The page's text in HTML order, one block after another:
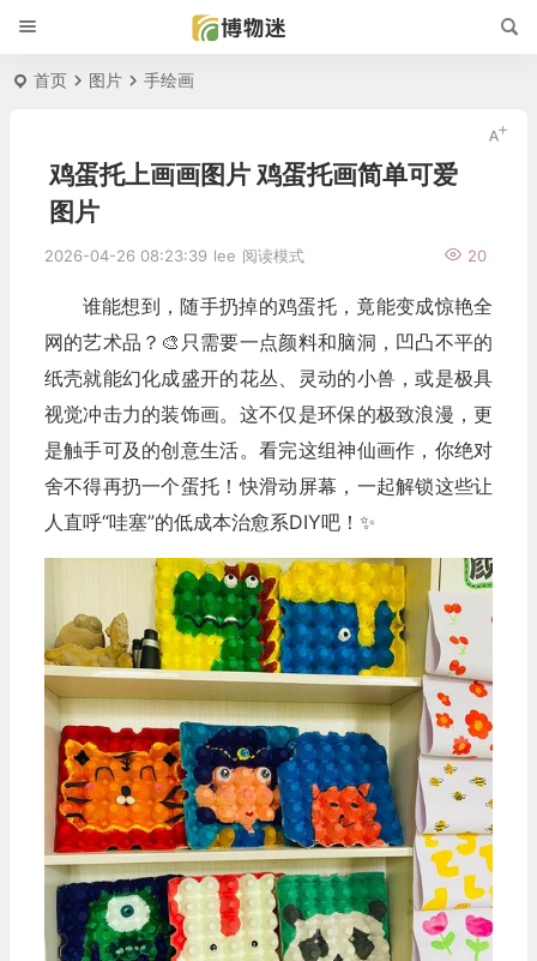
首页 图片 手绘画
鸡蛋托上画画图片 鸡蛋托画简单可爱
图片
2026-04-26 08:23:39 lee 20
阅读模式
谁能想到，随手扔掉的鸡蛋托，竟能变成惊艳全
网的艺术品？🎨只需要一点颜料和脑洞，凹凸不平的
纸壳就能幻化成盛开的花丛、灵动的小兽，或是极具
视觉冲击力的装饰画。这不仅是环保的极致浪漫，更
是触手可及的创意生活。看完这组神仙画作，你绝对
舍不得再扔一个蛋托！快滑动屏幕，一起解锁这些让
人直呼“哇塞”的低成本治愈系DIY吧！✨